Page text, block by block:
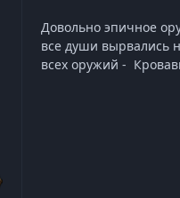
Довольно эпичное
все души вырвались
всех оружий -